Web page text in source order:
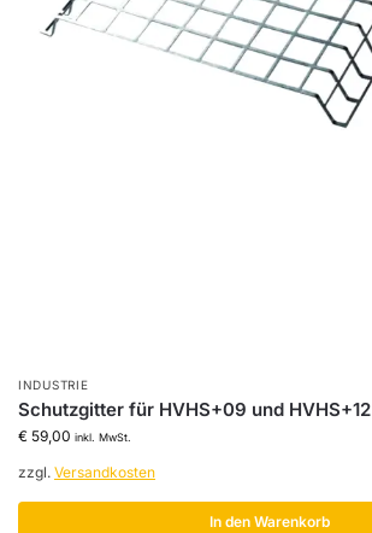
INDUSTRIE
Schutzgitter für HVHS+09 und HVHS+12
€ 59,00 inkl. MwSt.
zzgl. Versandkosten
In den Warenkorb